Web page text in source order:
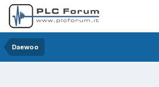
Daewoo